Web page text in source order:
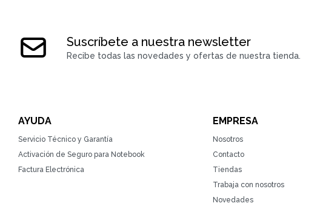
Suscríbete a nuestra newsletter
Recibe todas las novedades y ofertas de nuestra tienda.
AYUDA
Servicio Técnico y Garantía
Activación de Seguro para Notebook
Factura Electrónica
EMPRESA
Nosotros
Contacto
Tiendas
Trabaja con nosotros
Novedades